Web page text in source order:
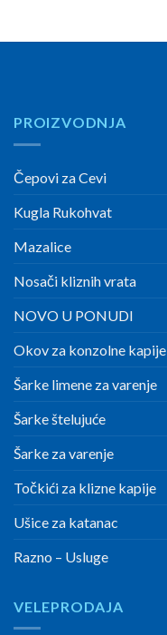
PROIZVODNJA
Čepovi za Cevi
Kugla Rukohvat
Mazalice
Nosači kliznih vrata
NOVO U PONUDI
Okov za konzolne kapije
Šarke limene za varenje
Šarke štelujuće
Šarke za varenje
Točkići za klizne kapije
Ušice za katanac
Razno – Usluge
VELEPRODAJA